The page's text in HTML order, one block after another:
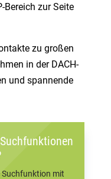
Bereich zur Seite
zu großen
in der DACH-
und spannende
Suchfunktion mit